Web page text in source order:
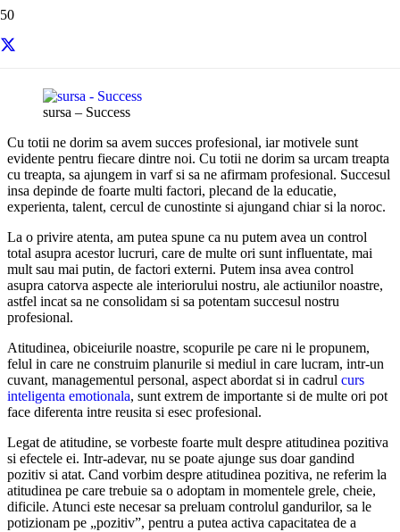
sursa – Success
Cu totii ne dorim sa avem succes profesional, iar motivele sunt
evidente pentru fiecare dintre noi. Cu totii ne dorim sa urcam treapta
cu treapta, sa ajungem in varf si sa ne afirmam profesional. Succesul
insa depinde de foarte multi factori, plecand de la educatie,
experienta, talent, cercul de cunostinte si ajungand chiar si la noroc.
La o privire atenta, am putea spune ca nu putem avea un control
total asupra acestor lucruri, care de multe ori sunt influentate, mai
mult sau mai putin, de factori externi. Putem insa avea control
asupra catorva aspecte ale interiorului nostru, ale actiunilor noastre,
astfel incat sa ne consolidam si sa potentam succesul nostru
profesional.
Atitudinea, obiceiurile noastre, scopurile pe care ni le propunem,
felul in care ne construim planurile si mediul in care lucram, intr-un
cuvant, managementul personal, aspect abordat si in cadrul curs
inteligenta emotionala, sunt extrem de importante si de multe ori pot
face diferenta intre reusita si esec profesional.
Legat de atitudine, se vorbeste foarte mult despre atitudinea pozitiva
si efectele ei. Intr-adevar, nu se poate ajunge sus doar gandind
pozitiv si atat. Cand vorbim despre atitudinea pozitiva, ne referim la
atitudinea pe care trebuie sa o adoptam in momentele grele, cheie,
dificile. Atunci este necesar sa preluam controlul gandurilor, sa le
potizionam pe „pozitiv”, pentru a putea activa capacitatea de a